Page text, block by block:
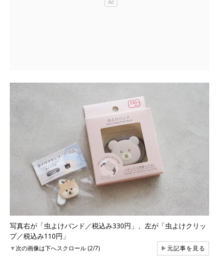
写真右が「虫よけバンド／税込み330円」、左が「虫よけクリッ
プ／税込み110円」
▼次の画像は下へスクロール (2/7) ▶元記事を見る